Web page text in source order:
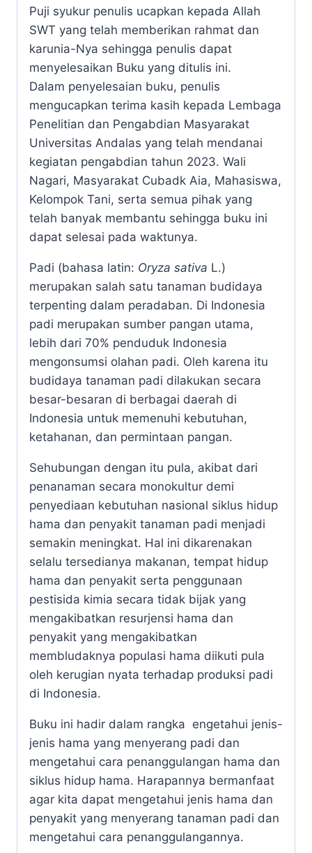
Puji syukur penulis ucapkan kepada Allah
SWT yang telah memberikan rahmat dan
karunia-Nya sehingga penulis dapat
menyelesaikan Buku yang ditulis ini.
Dalam penyelesaian buku, penulis
mengucapkan terima kasih kepada Lembaga
Penelitian dan Pengabdian Masyarakat
Universitas Andalas yang telah mendanai
kegiatan pengabdian tahun 2023. Wali
Nagari, Masyarakat Cubadk Aia, Mahasiswa,
Kelompok Tani, serta semua pihak yang
telah banyak membantu sehingga buku ini
dapat selesai pada waktunya.
Padi (bahasa latin: Oryza sativa L.)
merupakan salah satu tanaman budidaya
terpenting dalam peradaban. Di Indonesia
padi merupakan sumber pangan utama,
lebih dari 70% penduduk Indonesia
mengonsumsi olahan padi. Oleh karena itu
budidaya tanaman padi dilakukan secara
besar-besaran di berbagai daerah di
Indonesia untuk memenuhi kebutuhan,
ketahanan, dan permintaan pangan.
Sehubungan dengan itu pula, akibat dari
penanaman secara monokultur demi
penyediaan kebutuhan nasional siklus hidup
hama dan penyakit tanaman padi menjadi
semakin meningkat. Hal ini dikarenakan
selalu tersedianya makanan, tempat hidup
hama dan penyakit serta penggunaan
pestisida kimia secara tidak bijak yang
mengakibatkan resurjensi hama dan
penyakit yang mengakibatkan
membludaknya populasi hama diikuti pula
oleh kerugian nyata terhadap produksi padi
di Indonesia.
Buku ini hadir dalam rangka engetahui jenis-
jenis hama yang menyerang padi dan
mengetahui cara penanggulangan hama dan
siklus hidup hama. Harapannya bermanfaat
agar kita dapat mengetahui jenis hama dan
penyakit yang menyerang tanaman padi dan
mengetahui cara penanggulangannya.